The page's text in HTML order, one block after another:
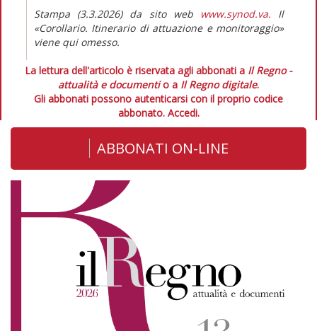
Stampa (3.3.2026) da sito web
www.synod.va. Il
«Corollario. Itinerario di attuazione e monitoraggio»
viene qui omesso.
La lettura dell'articolo è riservata agli abbonati a Il Regno -
attualità e documentio a Il Regno digitale.
Gli abbonati possono autenticarsi con il proprio codice
abbonato. Accedi.
ABBONATI ON-LINE